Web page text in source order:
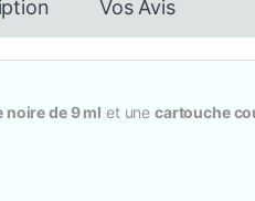
Vos Avis
noire de 9 ml et une cartouche